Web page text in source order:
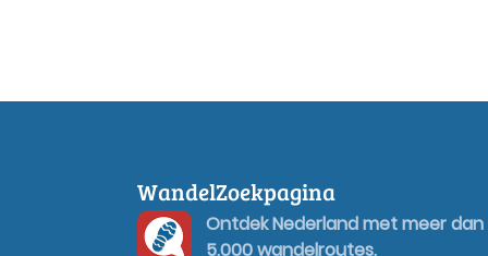
WandelZoekpagina
Ontdek Nederland met meer dan
5.000 wandelroutes.